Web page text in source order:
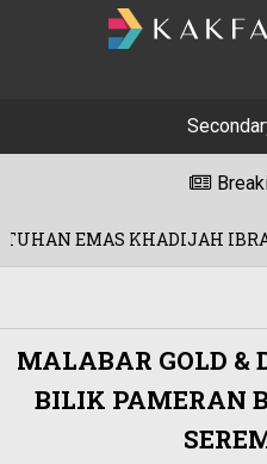
IBRAHIM SELEPAS 26
MALABAR GOLD &
BILIK PAMERAN